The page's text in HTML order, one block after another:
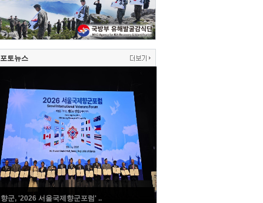
포토뉴스
향군, '2026 서울국제향군포럼' ..